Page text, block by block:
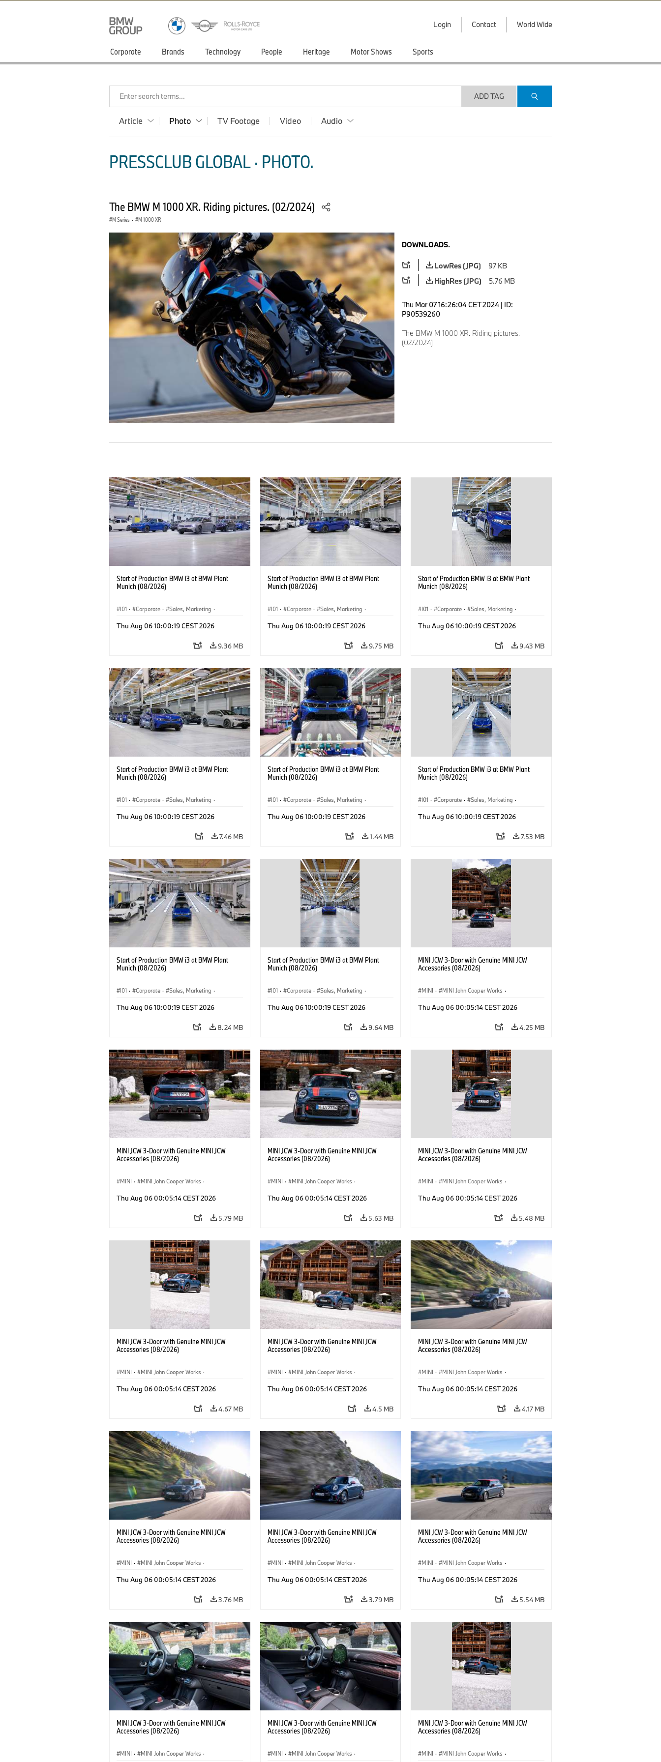
Login Contact World Wide
Corporate Brands Technology People Heritage Motor Shows Sports
Enter search terms... ADD TAG
Article Photo TV Footage Video Audio
PRESSCLUB GLOBAL · PHOTO.
The BMW M 1000 XR. Riding pictures. (02/2024)
M Series · M 1000 XR
DOWNLOADS.
LowRes (JPG)
97 KB
HighRes (JPG)
5.76 MB
Thu Mar 07 16:26:04 CET 2024 | ID:
P90539260
The BMW M 1000 XR. Riding pictures.
(02/2024)
Start of Production BMW i3 at BMW Plant
Munich (08/2026)
I01 · Corporate · Sales, Marketing ·
Thu Aug 06 10:00:19 CEST 2026
9.36 MB
Start of Production BMW i3 at BMW Plant
Munich (08/2026)
I01 · Corporate · Sales, Marketing ·
Thu Aug 06 10:00:19 CEST 2026
9.75 MB
Start of Production BMW i3 at BMW Plant
Munich (08/2026)
I01 · Corporate · Sales, Marketing ·
Thu Aug 06 10:00:19 CEST 2026
9.43 MB
Start of Production BMW i3 at BMW Plant
Munich (08/2026)
I01 · Corporate · Sales, Marketing ·
Thu Aug 06 10:00:19 CEST 2026
7.46 MB
Start of Production BMW i3 at BMW Plant
Munich (08/2026)
I01 · Corporate · Sales, Marketing ·
Thu Aug 06 10:00:19 CEST 2026
1.44 MB
Start of Production BMW i3 at BMW Plant
Munich (08/2026)
I01 · Corporate · Sales, Marketing ·
Thu Aug 06 10:00:19 CEST 2026
7.53 MB
Start of Production BMW i3 at BMW Plant
Munich (08/2026)
I01 · Corporate · Sales, Marketing ·
Thu Aug 06 10:00:19 CEST 2026
8.24 MB
Start of Production BMW i3 at BMW Plant
Munich (08/2026)
I01 · Corporate · Sales, Marketing ·
Thu Aug 06 10:00:19 CEST 2026
9.64 MB
MINI JCW 3-Door with Genuine MINI JCW
Accessories (08/2026)
MINI · MINI John Cooper Works ·
Optional Extras, Accessories
Thu Aug 06 00:05:14 CEST 2026
4.25 MB
MINI JCW 3-Door with Genuine MINI JCW
Accessories (08/2026)
MINI · MINI John Cooper Works ·
Optional Extras, Accessories
Thu Aug 06 00:05:14 CEST 2026
5.79 MB
MINI JCW 3-Door with Genuine MINI JCW
Accessories (08/2026)
MINI · MINI John Cooper Works ·
Optional Extras, Accessories
Thu Aug 06 00:05:14 CEST 2026
5.63 MB
MINI JCW 3-Door with Genuine MINI JCW
Accessories (08/2026)
MINI · MINI John Cooper Works ·
Optional Extras, Accessories
Thu Aug 06 00:05:14 CEST 2026
5.48 MB
MINI JCW 3-Door with Genuine MINI JCW
Accessories (08/2026)
MINI · MINI John Cooper Works ·
Optional Extras, Accessories
Thu Aug 06 00:05:14 CEST 2026
4.67 MB
MINI JCW 3-Door with Genuine MINI JCW
Accessories (08/2026)
MINI · MINI John Cooper Works ·
Optional Extras, Accessories
Thu Aug 06 00:05:14 CEST 2026
4.5 MB
MINI JCW 3-Door with Genuine MINI JCW
Accessories (08/2026)
MINI · MINI John Cooper Works ·
Optional Extras, Accessories
Thu Aug 06 00:05:14 CEST 2026
4.17 MB
MINI JCW 3-Door with Genuine MINI JCW
Accessories (08/2026)
MINI · MINI John Cooper Works ·
Optional Extras, Accessories
Thu Aug 06 00:05:14 CEST 2026
3.76 MB
MINI JCW 3-Door with Genuine MINI JCW
Accessories (08/2026)
MINI · MINI John Cooper Works ·
Optional Extras, Accessories
Thu Aug 06 00:05:14 CEST 2026
3.79 MB
MINI JCW 3-Door with Genuine MINI JCW
Accessories (08/2026)
MINI · MINI John Cooper Works ·
Optional Extras, Accessories
Thu Aug 06 00:05:14 CEST 2026
5.54 MB
MINI JCW 3-Door with Genuine MINI JCW
Accessories (08/2026)
MINI · MINI John Cooper Works ·
MINI JCW 3-Door with Genuine MINI JCW
Accessories (08/2026)
MINI · MINI John Cooper Works ·
MINI JCW 3-Door with Genuine MINI JCW
Accessories (08/2026)
MINI · MINI John Cooper Works ·